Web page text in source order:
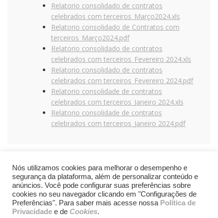
Relatorio consolidado de contratos
celebrados com terceiros_Março2024.xls
Relatorio consolidado de Contratos com
terceiros_Março2024.pdf
Relatorio consolidado de contratos
celebrados com terceiros_Fevereiro 2024.xls
Relatorio consolidado de contratos
celebrados com terceiros_Fevereiro 2024.pdf
Relatorio consolidade de contratos
celebrados com terceiros_Janeiro 2024.xls
Relatorio consolidade de contratos
celebrados com terceiros_Janeiro 2024.pdf
Nós utilizamos cookies para melhorar o desempenho e
segurança da plataforma, além de personalizar conteúdo e
anúncios. Você pode configurar suas preferências sobre
cookies no seu navegador clicando em "Configurações de
Preferências". Para saber mais acesse nossa Política de
Privacidade e de Cookies.